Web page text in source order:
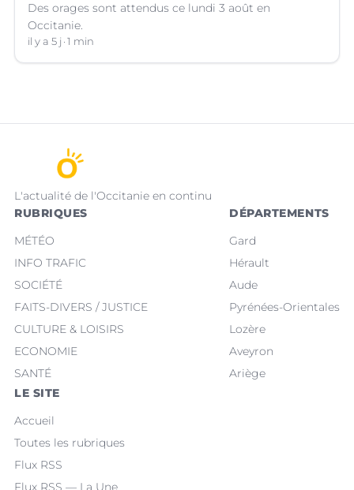
Des orages sont attendus ce lundi 3 août en
Occitanie.
il y a 5 j 1 min
L'actualité de l'Occitanie en continu
RUBRIQUES
MÉTÉO
INFO TRAFIC
SOCIÉTÉ
FAITS-DIVERS / JUSTICE
CULTURE & LOISIRS
ECONOMIE
SANTÉ
DÉPARTEMENTS
Gard
Hérault
Aude
Pyrénées-Orientales
Lozère
Aveyron
Ariège
LE SITE
Accueil
Toutes les rubriques
Flux RSS
Flux RSS — La Une